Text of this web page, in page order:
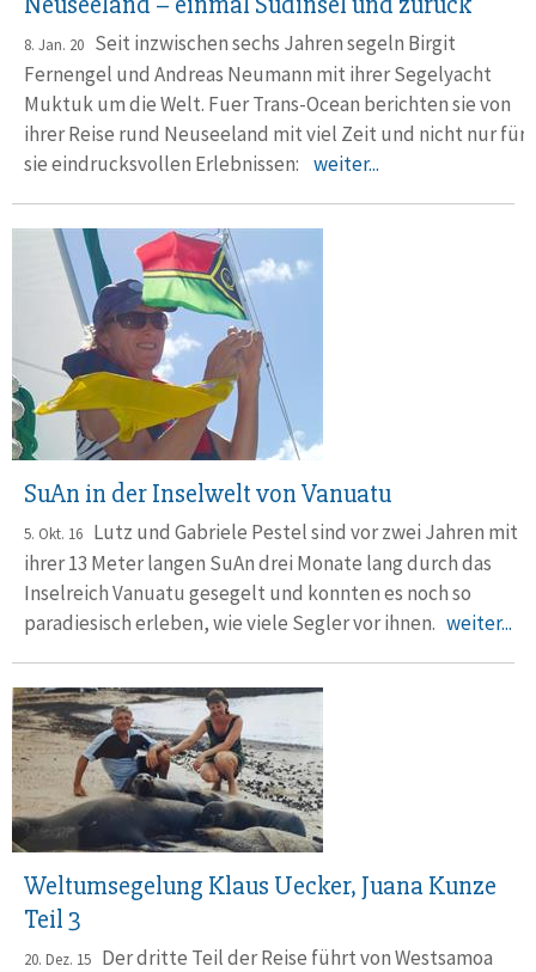
8. Jan. 20 Seit inzwischen sechs Jahren segeln Birgit
Fernengel und Andreas Neumann mit ihrer Segelyacht
Muktuk um die Welt. Fuer Trans-Ocean berichten sie von
ihrer Reise rund Neuseeland mit viel Zeit und nicht nur für
sie eindrucksvollen Erlebnissen: weiter...
SuAn in der Inselwelt von Vanuatu
5. Okt. 16 Lutz und Gabriele Pestel sind vor zwei Jahren mit
ihrer 13 Meter langen SuAn drei Monate lang durch das
Inselreich Vanuatu gesegelt und konnten es noch so
paradiesisch erleben, wie viele Segler vor ihnen. weiter...
Weltumsegelung Klaus Uecker, Juana Kunze
Teil 3
20. Dez. 15 Der dritte Teil der Reise führt von Westsamoa